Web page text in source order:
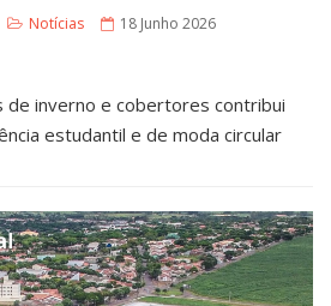
Notícias
18 Junho 2026
de inverno e cobertores contribui
estudantil e de moda circular